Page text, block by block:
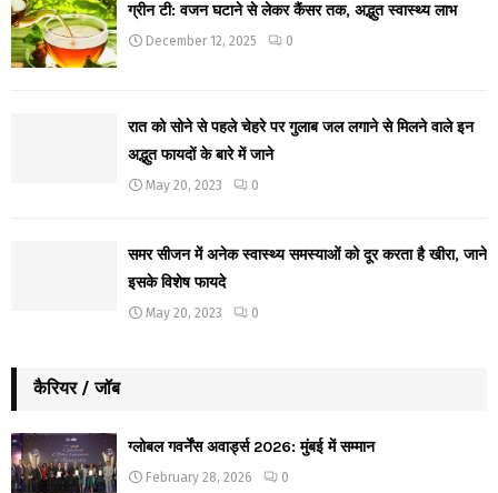
ग्रीन टी: वजन घटाने से लेकर कैंसर तक, अद्भुत स्वास्थ्य लाभ
December 12, 2025 0
रात को सोने से पहले चेहरे पर गुलाब जल लगाने से मिलने वाले इन
अद्भुत फायदों के बारे में जाने
May 20, 2023 0
समर सीजन में अनेक स्वास्थ्य समस्याओं को दूर करता है खीरा, जाने
इसके विशेष फायदे
May 20, 2023 0
कैरियर / जॉब
ग्लोबल गवर्नेंस अवार्ड्स 2026: मुंबई में सम्मान
February 28, 2026 0